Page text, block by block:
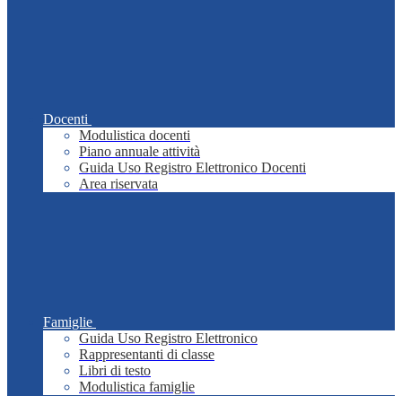
Docenti
Modulistica docenti
Piano annuale attività
Guida Uso Registro Elettronico Docenti
Area riservata
Famiglie
Guida Uso Registro Elettronico
Rappresentanti di classe
Libri di testo
Modulistica famiglie